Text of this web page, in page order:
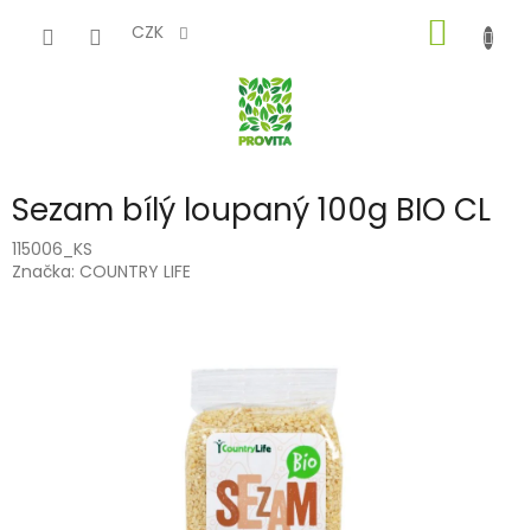
CZK
KOŠÍK
Sezam bílý loupaný 100g BIO CL
115006_KS
Značka: COUNTRY LIFE